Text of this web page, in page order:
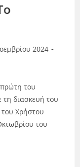
2024
του
τη διασκευή του
Χρήστου
του